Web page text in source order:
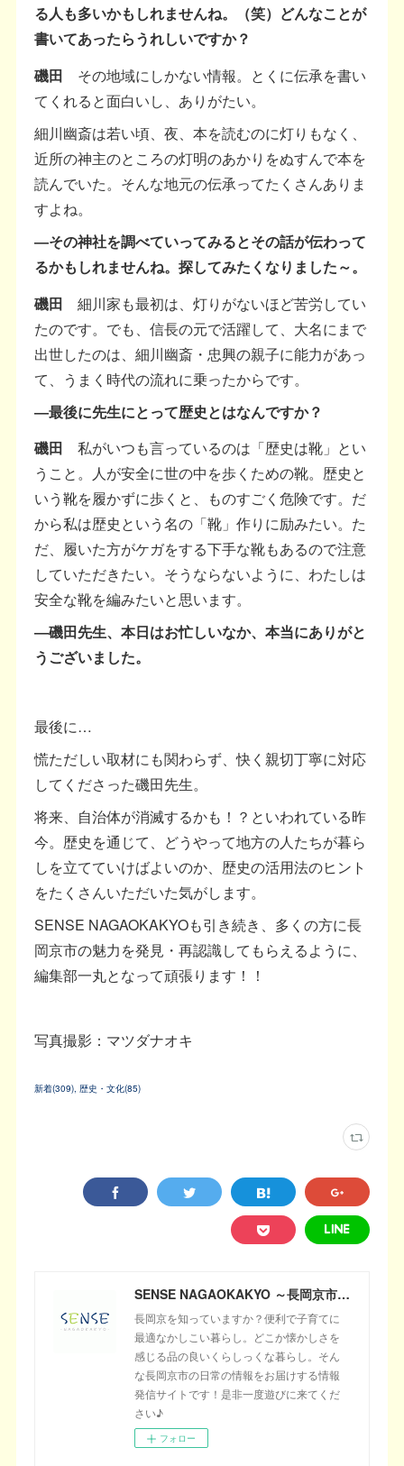
る人も多いかもしれませんね。（笑）どんなことが
書いてあったらうれしいですか？
磯田 その地域にしかない情報。とくに伝承を書い
てくれると面白いし、ありがたい。
細川幽斎は若い頃、夜、本を読むのに灯りもなく、
近所の神主のところの灯明のあかりをぬすんで本を
読んでいた。そんな地元の伝承ってたくさんありま
すよね。
―その神社を調べていってみるとその話が伝わって
るかもしれませんね。探してみたくなりました～。
磯田 細川家も最初は、灯りがないほど苦労してい
たのです。でも、信長の元で活躍して、大名にまで
出世したのは、細川幽斎・忠興の親子に能力があっ
て、うまく時代の流れに乗ったからです。
―最後に先生にとって歴史とはなんですか？
磯田 私がいつも言っているのは「歴史は靴」とい
うこと。人が安全に世の中を歩くための靴。歴史と
いう靴を履かずに歩くと、ものすごく危険です。だ
から私は歴史という名の「靴」作りに励みたい。た
だ、履いた方がケガをする下手な靴もあるので注意
していただきたい。そうならないように、わたしは
安全な靴を編みたいと思います。
―磯田先生、本日はお忙しいなか、本当にありがと
うございました。
最後に…
慌ただしい取材にも関わらず、快く親切丁寧に対応
してくださった磯田先生。
将来、自治体が消滅するかも！？といわれている昨
今。歴史を通じて、どうやって地方の人たちが暮ら
しを立てていけばよいのか、歴史の活用法のヒント
をたくさんいただいた気がします。
SENSE NAGAOKAKYOも引き続き、多くの方に長
岡京市の魅力を発見・再認識してもらえるように、
編集部一丸となって頑張ります！！
写真撮影：マツダナオキ
新着(309) 歴史・文化(85)
SENSE NAGAOKAKYO ～長岡京市のサブサイト～
長岡京を知っていますか？便利で子育てに
最適なかしこい暮らし。どこか懐かしさを
感じる品の良いくらしっくな暮らし。そん
な長岡京市の日常の情報をお届けする情報
発信サイトです！是非一度遊びに来てくだ
さい♪
フォロー